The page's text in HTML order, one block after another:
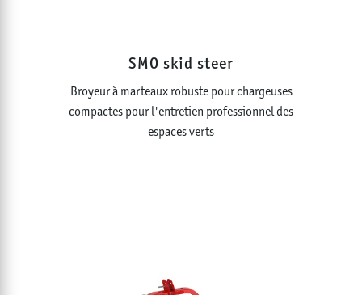
SMO skid steer
Broyeur à marteaux robuste pour chargeuses
compactes pour l'entretien professionnel des
espaces verts